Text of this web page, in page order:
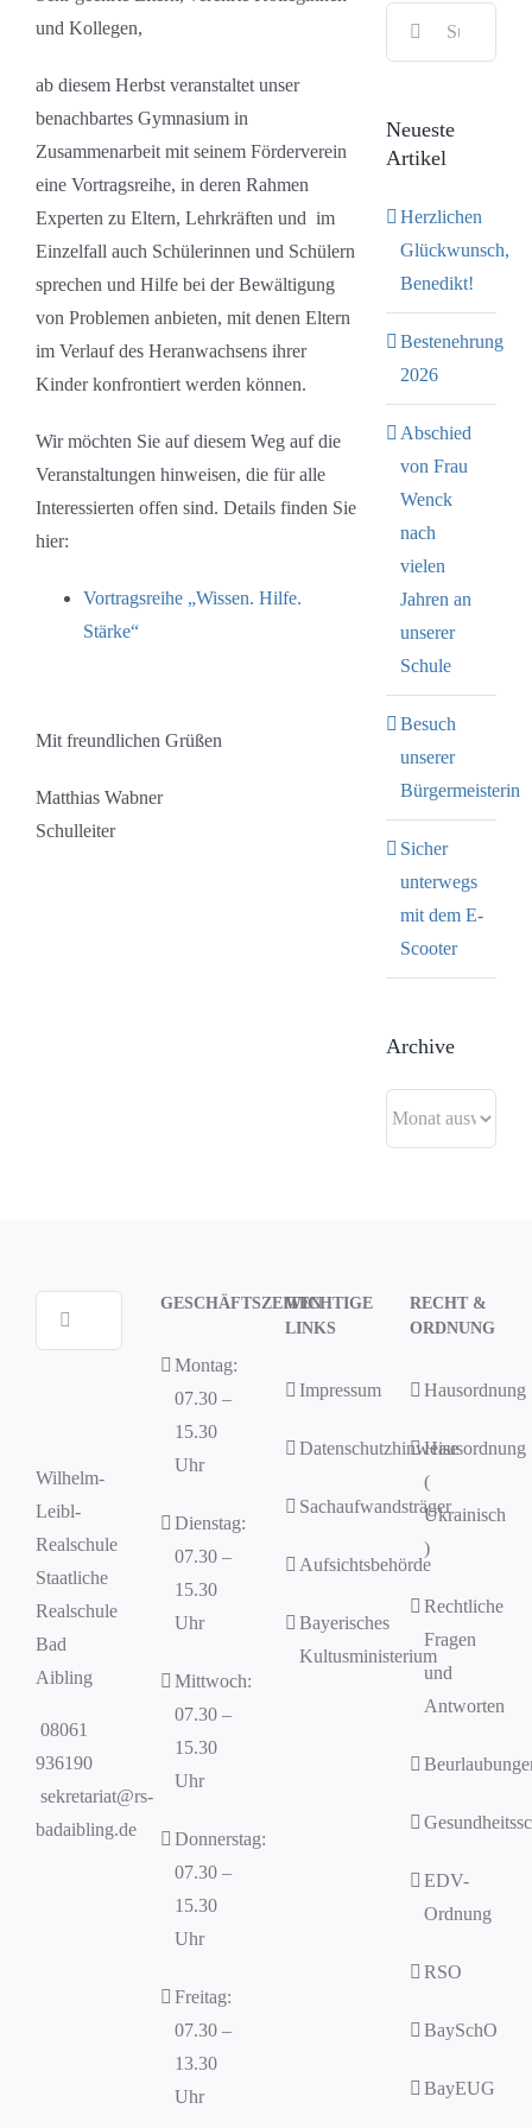
Bild
und Kollegen,
ab diesem Herbst veranstaltet unser
benachbartes Gymnasium in
Zusammenarbeit mit seinem Förderverein
eine Vortragsreihe, in deren Rahmen
Experten zu Eltern, Lehrkräften und im
Einzelfall auch Schülerinnen und Schülern
sprechen und Hilfe bei der Bewältigung
von Problemen anbieten, mit denen Eltern
im Verlauf des Heranwachsens ihrer
Kinder konfrontiert werden können.
Wir möchten Sie auf diesem Weg auf die
Veranstaltungen hinweisen, die für alle
Interessierten offen sind. Details finden Sie
hier:
Vortragsreihe „Wissen. Hilfe.
Stärke“
Mit freundlichen Grüßen
Matthias Wabner
Schulleiter
Neueste
Artikel
Herzlichen
Glückwunsch,
Benedikt!
Bestenehrung
2026
Abschied
von Frau
Wenck
nach
vielen
Jahren an
unserer
Schule
Besuch
unserer
Bürgermeisterin
Sicher
unterwegs
mit dem E-
Scooter
Archive
Wilhelm-
Leibl-
Realschule
Staatliche
Realschule
Bad
Aibling
08061
936190
sekretariat@rs-
badaibling.de
GESCHÄFTSZEITEN
Montag:
07.30 –
15.30
Uhr
Dienstag:
07.30 –
15.30
Uhr
Mittwoch:
07.30 –
15.30
Uhr
Donnerstag:
07.30 –
15.30
Uhr
Freitag:
07.30 –
13.30
Uhr
WICHTIGE
LINKS
Impressum
Datenschutzhinweise
Sachaufwandsträger
Aufsichtsbehörde
Bayerisches
Kultusministerium
RECHT &
ORDNUNG
Hausordnung
Hausordnung
(
Ukrainisch
)
Rechtliche
Fragen
und
Antworten
EDV-
Ordnung
RSO
BaySchO
BayEUG